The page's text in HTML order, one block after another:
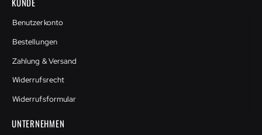
Benutzerkonto
Bestellungen
Zahlung & Versand
Widerrufsrecht
Widerrufsformular
UNTERNEHMEN